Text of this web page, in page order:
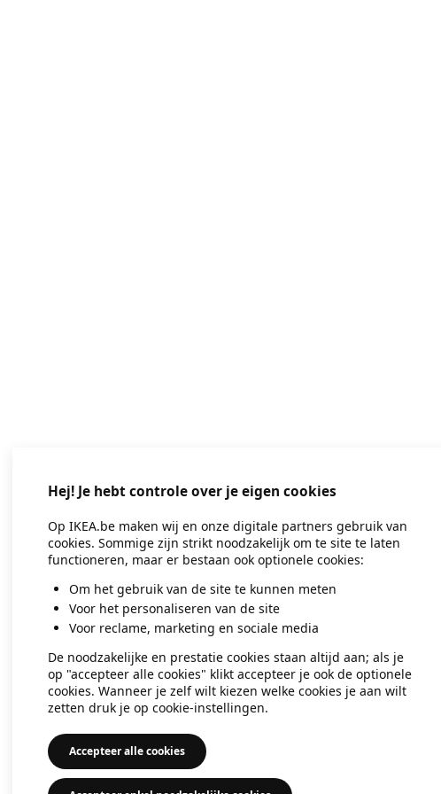
Application error: a client-side exception
Hej! Je hebt controle over je eigen cookies
Op IKEA.be maken wij en onze digitale partners gebruik van
cookies. Sommige zijn strikt noodzakelijk om te site te laten
functioneren, maar er bestaan ook optionele cookies:
Om het gebruik van de site te kunnen meten
Voor het personaliseren van de site
Voor reclame, marketing en sociale media
De noodzakelijke en prestatie cookies staan altijd aan; als je
op "accepteer alle cookies" klikt accepteer je ook de optionele
cookies. Wanneer je zelf wilt kiezen welke cookies je aan wilt
zetten druk je op cookie-instellingen.
Accepteer alle cookies